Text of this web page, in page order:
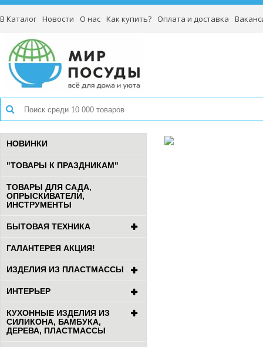
В Каталог Новости О нас Как купить? Оплата и доставка
НОВИНКИ
"ТОВАРЫ К ПРАЗДНИКАМ"
ТОВАРЫ ДЛЯ САДА,
ОПРЫСКИВАТЕЛИ,
ИНСТРУМЕНТЫ
БЫТОВАЯ ТЕХНИКА
ГАЛАНТЕРЕЯ АКЦИЯ!
ИЗДЕЛИЯ ИЗ ПЛАСТМАССЫ
ИНТЕРЬЕР
КУХОННЫЕ ИЗДЕЛИЯ ИЗ
СИЛИКОНА, БАМБУКА,
ДЕРЕВА, ПЛАСТМАССЫ